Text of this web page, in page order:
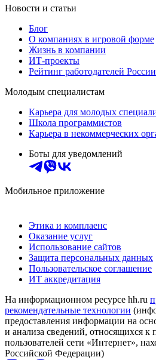
Новости и статьи
Блог
О компаниях в игровой форме
Жизнь в компании
ИТ-проекты
Рейтинг работодателей России
Молодым специалистам
Карьера для молодых
Школа программистов
Карьера в некоммерческих
Боты для уведомлений
Мобильное приложение
Этика и комплаенс
Оказание услуг
Использование сайтов
Защита персональных данных
Пользовательское соглашение
ИТ аккредитация
На информационном ресурсе hh.ru
рекомендательные технологии
предоставления информации на
и анализа сведений, относящихся к
пользователей сети «Интернет»,
Российской Федерации)